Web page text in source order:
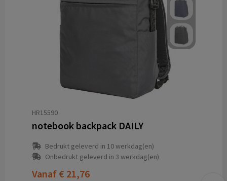
HR15590
notebook backpack DAILY
Bedrukt geleverd in 10 werkdag(en)
Onbedrukt geleverd in 3 werkdag(en)
Vanaf € 21,76